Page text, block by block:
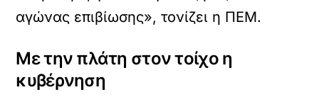
αγώνας επιβίωσης», τονίζει η ΠΕΜ.
Με την πλάτη στον τοίχο η
κυβέρνηση